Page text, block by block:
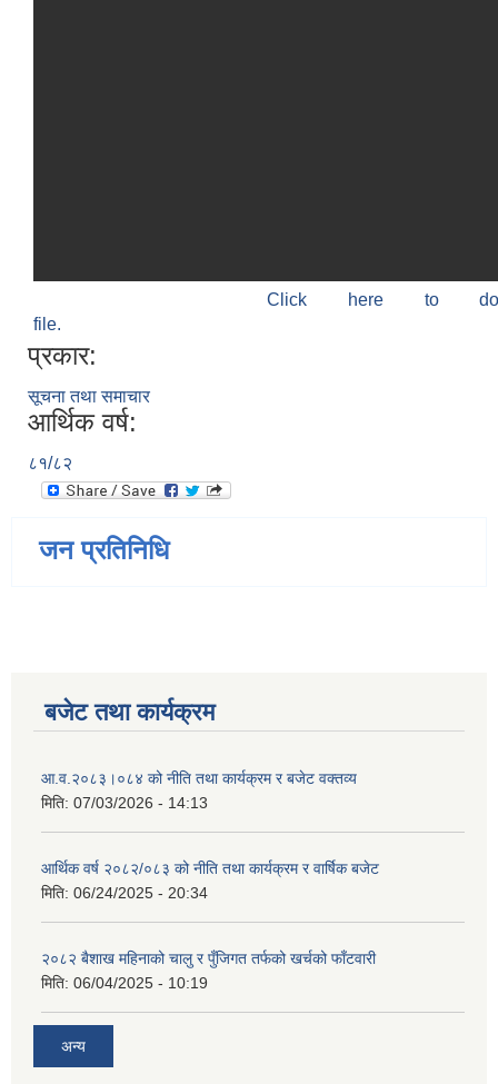
Click here to
file.
प्रकार:
सूचना तथा समाचार
आर्थिक वर्ष:
८१/८२
जन प्रतिनिधि
बजेट तथा कार्यक्रम
आ.व.२०८३।०८४ को नीति तथा कार्यक्रम र बजेट वक्तव्य
मिति: 07/03/2026 - 14:13
आर्थिक वर्ष २०८२/०८३ को नीति तथा कार्यक्रम र वार्षिक बजेट
मिति: 06/24/2025 - 20:34
२०८२ बैशाख महिनाको चालु र पुँजिगत तर्फको खर्चको फाँटवारी
मिति: 06/04/2025 - 10:19
अन्य